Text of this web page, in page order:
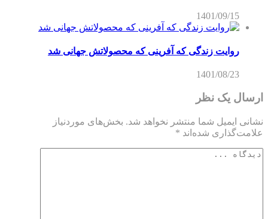
1401/09/15
روایت زندگی که آفرینی که محصولاتش جهانی شد
1401/08/23
ارسال یک نظر
نشانی ایمیل شما منتشر نخواهد شد. بخش‌های موردنیاز
علامت‌گذاری شده‌اند *